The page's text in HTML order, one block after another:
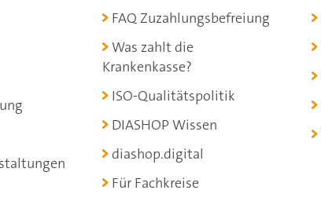
FAQ Zuzahlungsbefreiung
Was zahlt die
Krankenkasse?
ISO-Qualitätspolitik
DIASHOP Wissen
diashop.digital
Für Fachkreise